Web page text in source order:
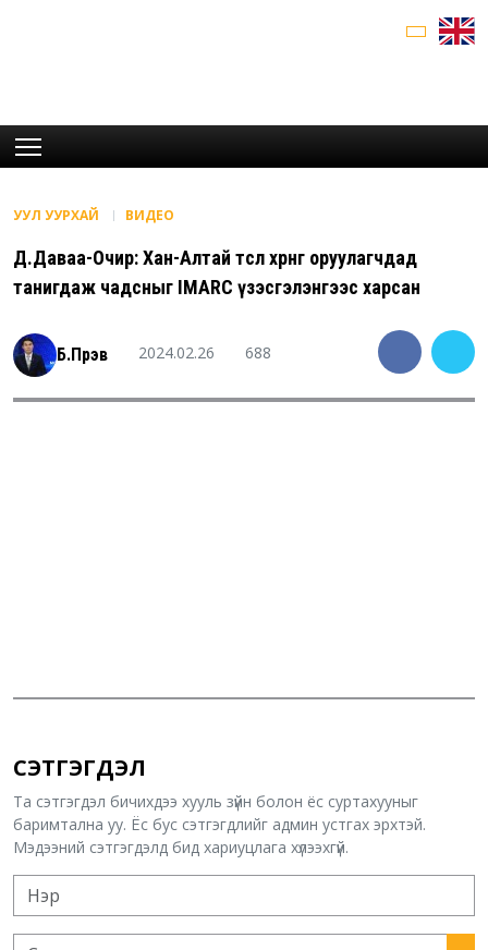
УУЛ УУРХАЙ ВИДЕО
Д.Даваа-Очир: Хан-Алтай төсөл хөрөнгө оруулагчдад
танигдаж чадсныг IMARC үзэсгэлэнгээс харсан
Б.Пүрэв 2024.02.26 688
СЭТГЭГДЭЛ
Та сэтгэгдэл бичихдээ хууль зүйн болон ёс суртахууныг
баримтална уу. Ёс бус сэтгэгдлийг админ устгах эрхтэй.
Мэдээний сэтгэгдэлд бид хариуцлага хүлээхгүй.